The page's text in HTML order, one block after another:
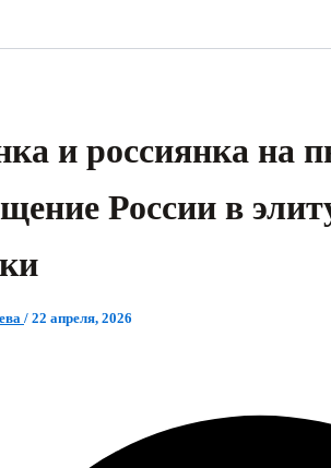
и россиянка на
России в
/ 22 апреля, 2026